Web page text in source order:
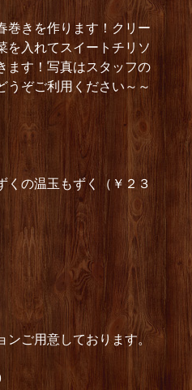
巻きを作ります！クリー
を入れてスイートチリソ
ます！写真はスタッフの
うぞご利用ください～～
くの温玉もずく（￥２３
ンご用意しております。